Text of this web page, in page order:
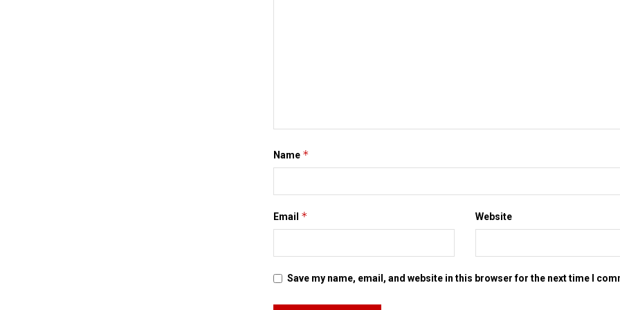
Name *
Email * Website
Save my name, email, and website in this browser for the next time I